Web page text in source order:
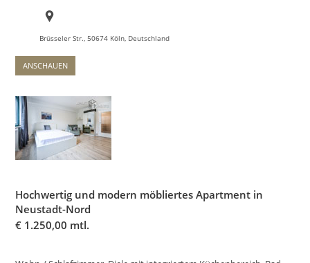
Brüsseler Str., 50674 Köln, Deutschland
ANSCHAUEN
Hochwertig und modern möbliertes Apartment in
Neustadt-Nord
€ 1.250,00 mtl.